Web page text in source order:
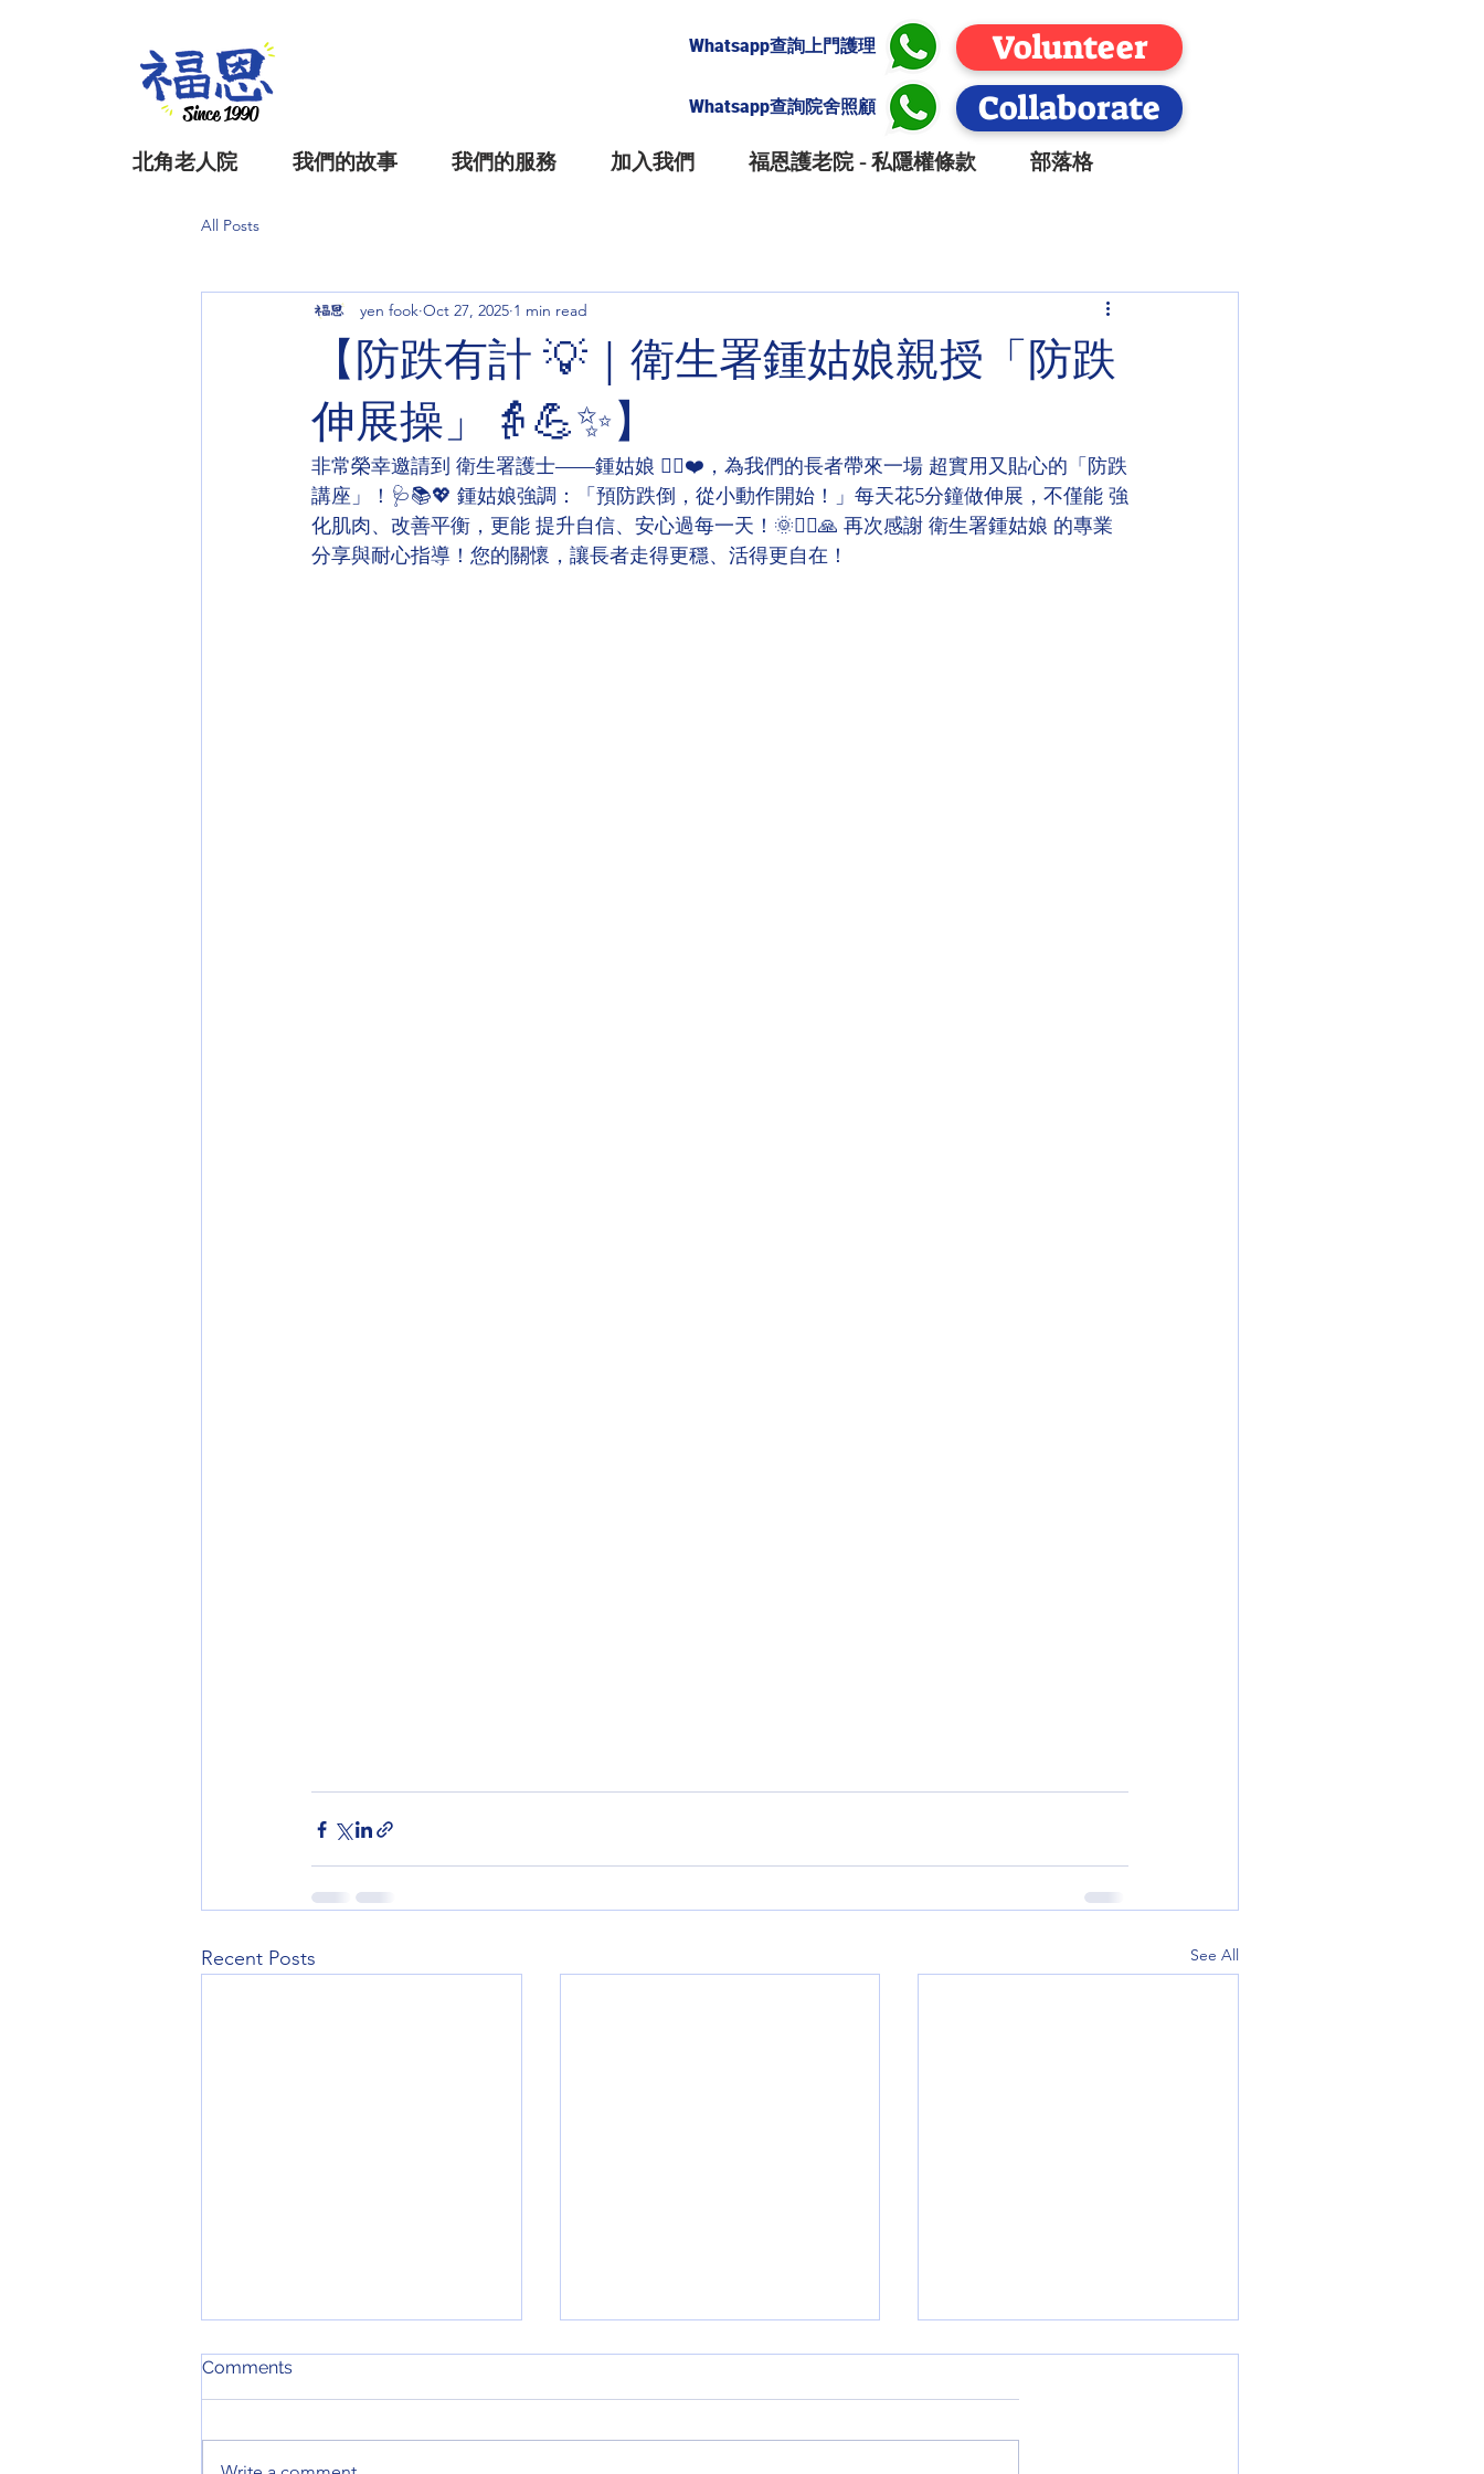
Since 1990
Whatsapp查詢上門護理
Whatsapp查詢院舍照顧
北角老人院 我們的故事 我們的服務 加入我們 福恩護老院 - 私隱權條款 部落格
Volunteer
Collaborate
All Posts
【防跌有計 💡｜衛生署鍾姑娘親授「防跌
伸展操」👵💪✨】
yen fook Oct 27, 2025 1 min read
非常榮幸邀請到 衛生署護士——鍾姑娘 👩‍⚕️❤️，為我們的長者帶來一場 超實用又貼心的「防跌
講座」！🩺📚💖 鍾姑娘強調：「預防跌倒，從小動作開始！」每天花5分鐘做伸展，不僅能 強
化肌肉、改善平衡，更能 提升自信、安心過每一天！🌞🚶‍♀️🙏 再次感謝 衛生署鍾姑娘 的專業
分享與耐心指導！您的關懷，讓長者走得更穩、活得更自在！
Recent Posts See All
Comments